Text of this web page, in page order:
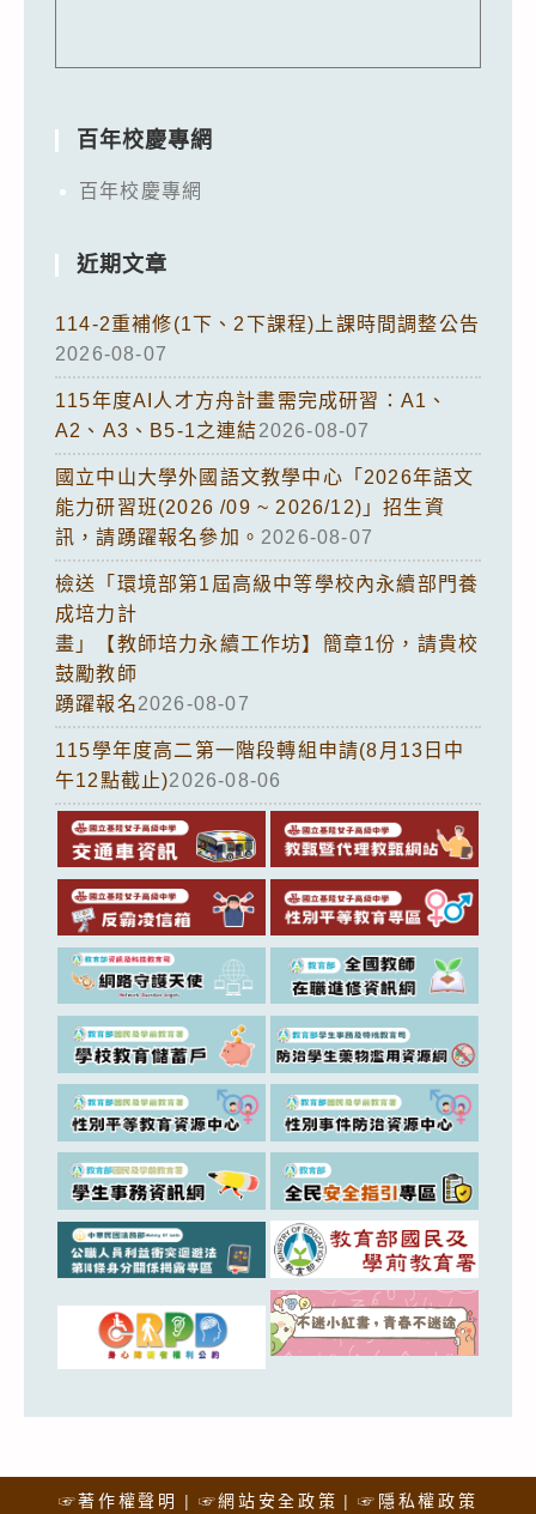
百年校慶專網
百年校慶專網
近期文章
114-2重補修(1下、2下課程)上課時間調整公告
2026-08-07
115年度AI人才方舟計畫需完成研習：A1、
A2、A3、B5-1之連結2026-08-07
國立中山大學外國語文教學中心「2026年語文
能力研習班(2026 /09 ~ 2026/12)」招生資
訊，請踴躍報名參加。 2026-08-07
檢送「環境部第1屆高級中等學校內永續部門養
成培力計
畫」【教師培力永續工作坊】簡章1份，請貴校
鼓勵教師
踴躍報名2026-08-07
115學年度高二第一階段轉組申請(8月13日中
午12點截止)2026-08-06
☞著作權聲明 ☞網站安全政策 ☞隱私權政策